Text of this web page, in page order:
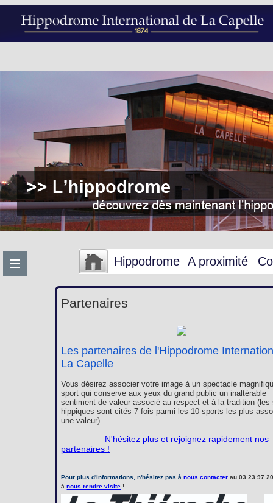
Hippodrome A proximité
Partenaires
Les partenaires de l'Hippodrome
La Capelle
Vous désirez associer votre image à un spectacle
sport qui conserve aux yeux du grand public un inaltérable
sentiment de valeur associé au respect et à la tradition (les
hippiques sont cités 7 fois parmi les 10 sports les plus
une valeur).
N'hésitez plus et rejoignez rapidement nos
partenaires !
Pour plus d'informations, n'hésitez pas ànous contacter au
ànous rendre visite !